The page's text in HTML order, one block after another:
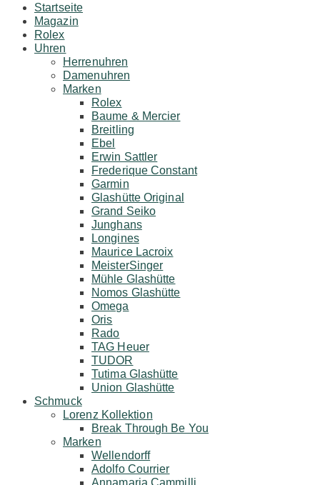
Startseite
Magazin
Rolex
Uhren
Herrenuhren
Damenuhren
Marken
Rolex
Baume & Mercier
Breitling
Ebel
Erwin Sattler
Frederique Constant
Garmin
Glashütte Original
Grand Seiko
Junghans
Longines
Maurice Lacroix
MeisterSinger
Mühle Glashütte
Nomos Glashütte
Omega
Oris
Rado
TAG Heuer
TUDOR
Tutima Glashütte
Union Glashütte
Schmuck
Lorenz Kollektion
Break Through Be You
Marken
Wellendorff
Adolfo Courrier
Annamaria Cammilli